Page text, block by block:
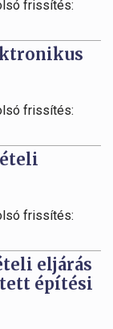
frissítés:
frissítés:
frissítés:
eljárás
építési